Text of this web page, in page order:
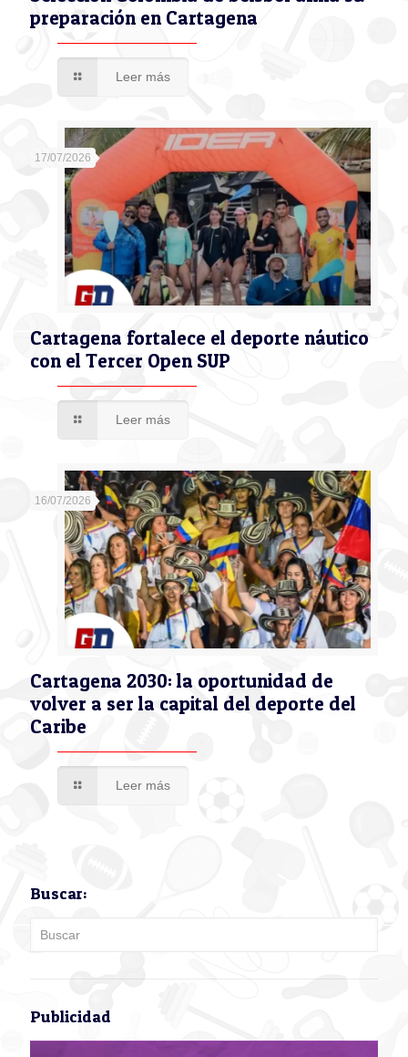
preparación en Cartagena
Leer más
17/07/2026
Cartagena fortalece el deporte náutico
con el Tercer Open SUP
Leer más
16/07/2026
Cartagena 2030: la oportunidad de
volver a ser la capital del deporte del
Caribe
Leer más
Buscar:
Publicidad